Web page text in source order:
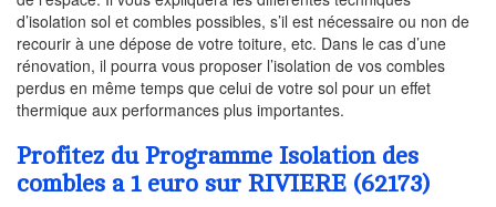
d’isolation sol et combles possibles, s’il est nécessaire ou non de
recourir à une dépose de votre toiture, etc. Dans le cas d’une
rénovation, il pourra vous proposer l’isolation de vos combles
perdus en même temps que celui de votre sol pour un effet
thermique aux performances plus importantes.
Profitez du Programme Isolation des
combles a 1 euro sur RIVIERE (62173)